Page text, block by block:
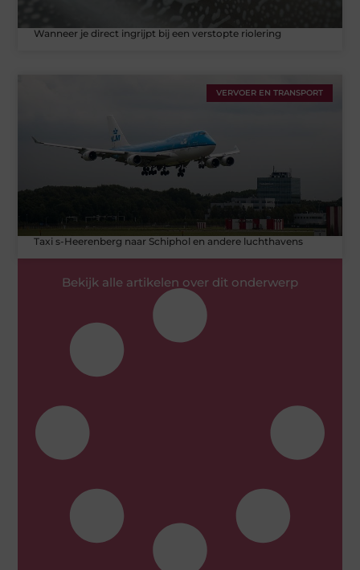
Wanneer je direct ingrijpt bij een verstopte riolering
VERVOER EN TRANSPORT
Taxi s-Heerenberg naar Schiphol en andere luchthavens
Bekijk alle artikelen over dit onderwerp